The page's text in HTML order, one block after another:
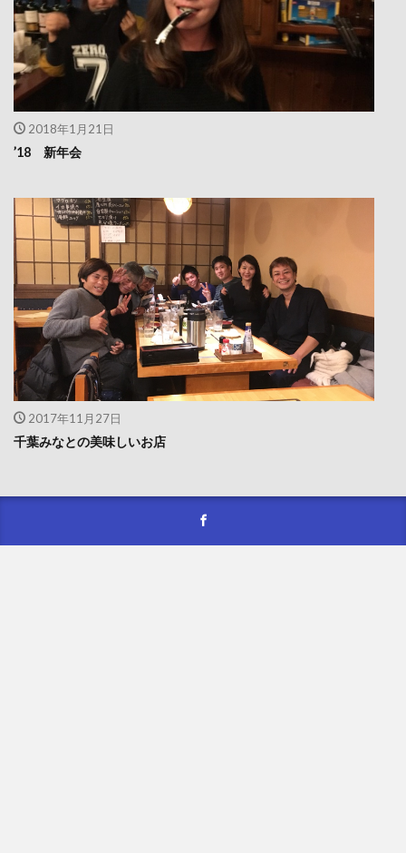
2018年1月21日
’18 新年会
2017年11月27日
千葉みなとの美味しいお店